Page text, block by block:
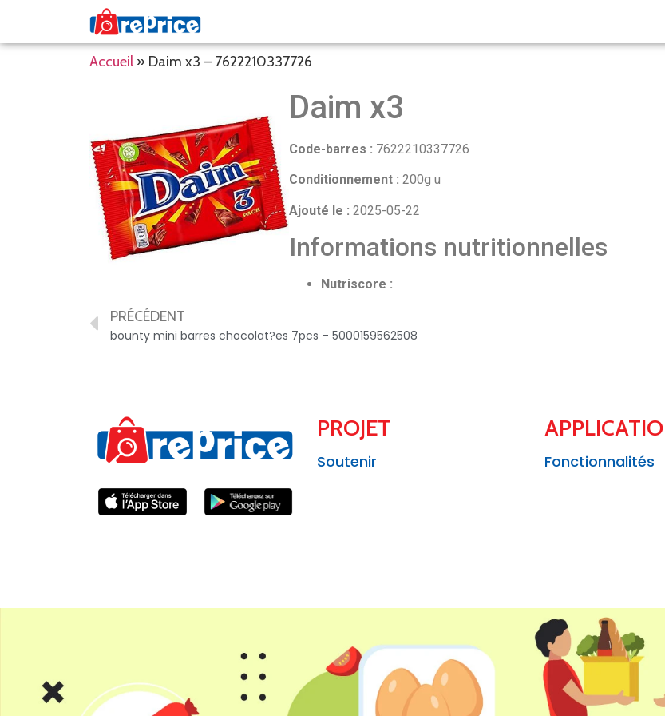
Accueil » Daim x3 – 7622210337726
Daim x3
Code-barres : 7622210337726
Conditionnement : 200g u
Ajouté le : 2025-05-22
Informations nutritionnelles
Nutriscore :
PRÉCÉDENT
bounty mini barres chocolat?es 7pcs – 5000159562508
PROJET
Soutenir Fonctionnalités